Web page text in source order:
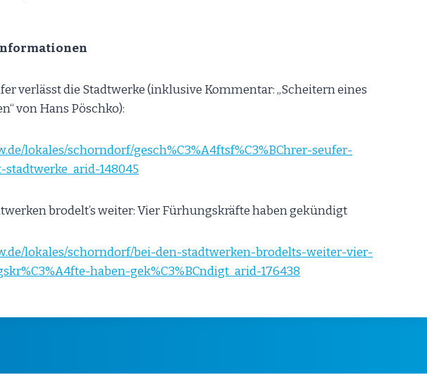
verlässt die Stadtwerke (inklusive Kommentar: „Scheitern eines
von Hans Pöschko):
lokales/schorndorf/gesch%C3%A4ftsf%C3%BChrer-seufer-
stadtwerke_arid-148045
brodelt’s weiter: Vier Fürhungskräfte haben gekündigt
lokales/schorndorf/bei-den-stadtwerken-brodelts-weiter-vier-
haben-gek%C3%BCndigt_arid-176438